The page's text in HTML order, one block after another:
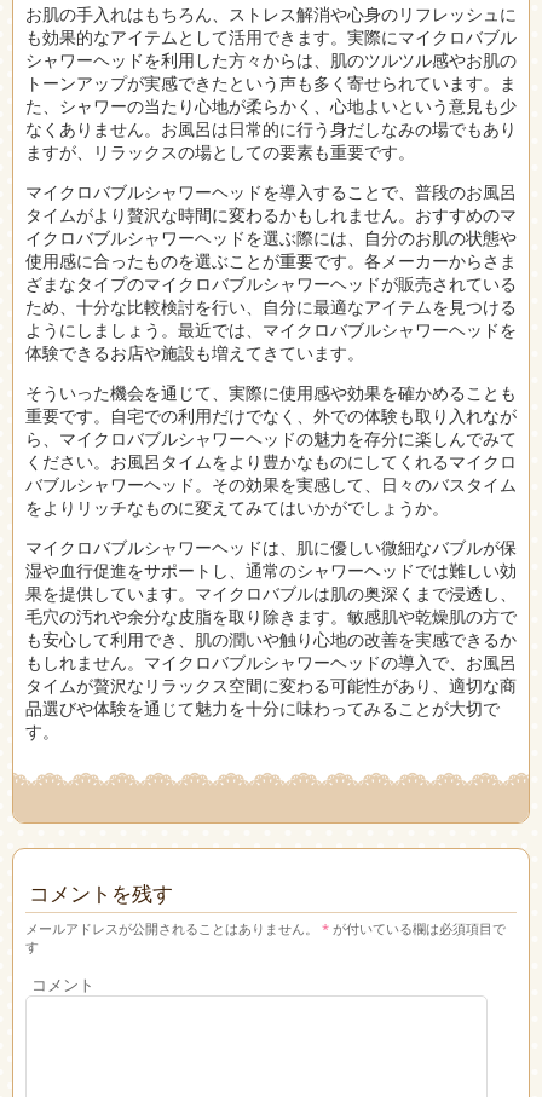
お肌の手入れはもちろん、ストレス解消や心身のリフレッシュに
も効果的なアイテムとして活用できます。実際にマイクロバブル
シャワーヘッドを利用した方々からは、肌のツルツル感やお肌の
トーンアップが実感できたという声も多く寄せられています。ま
た、シャワーの当たり心地が柔らかく、心地よいという意見も少
なくありません。お風呂は日常的に行う身だしなみの場でもあり
ますが、リラックスの場としての要素も重要です。
マイクロバブルシャワーヘッドを導入することで、普段のお風呂
タイムがより贅沢な時間に変わるかもしれません。おすすめのマ
イクロバブルシャワーヘッドを選ぶ際には、自分のお肌の状態や
使用感に合ったものを選ぶことが重要です。各メーカーからさま
ざまなタイプのマイクロバブルシャワーヘッドが販売されている
ため、十分な比較検討を行い、自分に最適なアイテムを見つける
ようにしましょう。最近では、マイクロバブルシャワーヘッドを
体験できるお店や施設も増えてきています。
そういった機会を通じて、実際に使用感や効果を確かめることも
重要です。自宅での利用だけでなく、外での体験も取り入れなが
ら、マイクロバブルシャワーヘッドの魅力を存分に楽しんでみて
ください。お風呂タイムをより豊かなものにしてくれるマイクロ
バブルシャワーヘッド。その効果を実感して、日々のバスタイム
をよりリッチなものに変えてみてはいかがでしょうか。
マイクロバブルシャワーヘッドは、肌に優しい微細なバブルが保
湿や血行促進をサポートし、通常のシャワーヘッドでは難しい効
果を提供しています。マイクロバブルは肌の奥深くまで浸透し、
毛穴の汚れや余分な皮脂を取り除きます。敏感肌や乾燥肌の方で
も安心して利用でき、肌の潤いや触り心地の改善を実感できるか
もしれません。マイクロバブルシャワーヘッドの導入で、お風呂
タイムが贅沢なリラックス空間に変わる可能性があり、適切な商
品選びや体験を通じて魅力を十分に味わってみることが大切で
す。
コメントを残す
メールアドレスが公開されることはありません。 * が付いている欄は必須項目で
す
コメント